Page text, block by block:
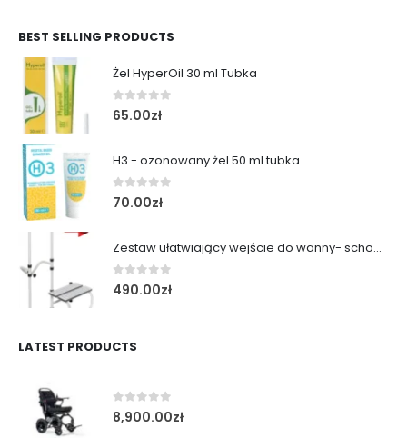
BEST SELLING PRODUCTS
Żel HyperOil 30 ml Tubka
0out of 5
65.00zł
H3 - ozonowany żel 50 ml tubka
0out of 5
70.00zł
Zestaw ułatwiający wejście do wanny- schodek z poręczą
0out of 5
490.00zł
LATEST PRODUCTS
0out of 5
8,900.00zł